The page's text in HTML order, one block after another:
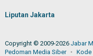
Liputan Jakarta
Copyright © 2009-2026 Jabar
Pedoman Media Siber
Kode